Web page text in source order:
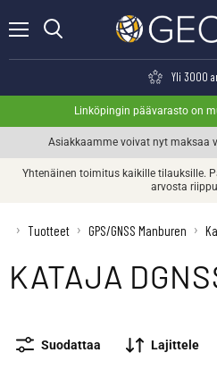
Yli 3000
Linköpingin päävarasto on
Asiakkaamme voivat nyt maksaa
Yhtenäinen toimitus kaikille tilauksille.
arvosta
› Tuotteet › GPS/GNSS Manburen ›
KATAJA
Suodattaa Lajittele